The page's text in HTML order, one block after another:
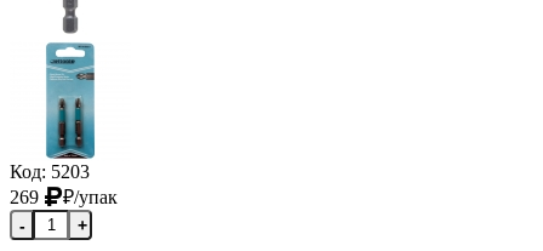
Код: 5203
269
₽/упак
- +